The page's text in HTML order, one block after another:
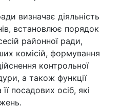
визначає діяльність
встановлює порядок
районної ради,
комісій, формування
контрольної
а також функції
посадових осіб, які